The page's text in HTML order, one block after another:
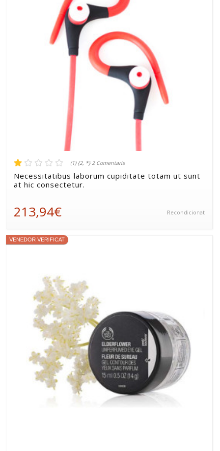
(1) {2, *} 2 Comentaris
Necessitatibus laborum cupiditate totam ut sunt
at hic consectetur.
213,94€ Recondicionat
VENEDOR VERIFICAT